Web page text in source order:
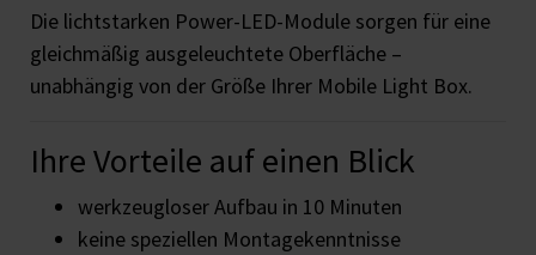
Die lichtstarken Power-LED-Module sorgen für eine
gleichmäßig ausgeleuchtete Oberfläche –
unabhängig von der Größe Ihrer Mobile Light Box.
Ihre Vorteile auf einen Blick
werkzeugloser Aufbau in 10 Minuten
keine speziellen Montagekenntnisse